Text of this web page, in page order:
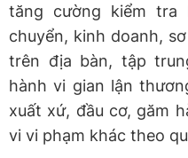
tăng cường kiểm tra
chuyển, kinh doanh,
trên địa bàn, tập
hành vi gian lận
xuất xứ, đầu cơ, găm
vi vi phạm khác theo